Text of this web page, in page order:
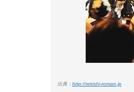
出典； http://rekishi-roman.jp